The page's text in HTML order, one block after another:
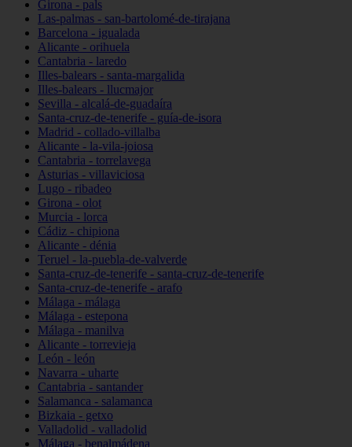
Girona - pals
Las-palmas - san-bartolomé-de-tirajana
Barcelona - igualada
Alicante - orihuela
Cantabria - laredo
Illes-balears - santa-margalida
Illes-balears - llucmajor
Sevilla - alcalá-de-guadaíra
Santa-cruz-de-tenerife - guía-de-isora
Madrid - collado-villalba
Alicante - la-vila-joiosa
Cantabria - torrelavega
Asturias - villaviciosa
Lugo - ribadeo
Girona - olot
Murcia - lorca
Cádiz - chipiona
Alicante - dénia
Teruel - la-puebla-de-valverde
Santa-cruz-de-tenerife - santa-cruz-de-tenerife
Santa-cruz-de-tenerife - arafo
Málaga - málaga
Málaga - estepona
Málaga - manilva
Alicante - torrevieja
León - león
Navarra - uharte
Cantabria - santander
Salamanca - salamanca
Bizkaia - getxo
Valladolid - valladolid
Málaga - benalmádena